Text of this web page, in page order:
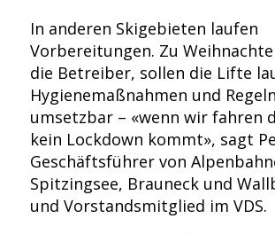
In anderen Skigebieten laufen
Vorbereitungen. Zu
die Betreiber, sollen die Lifte
Hygienemaßnahmen und
umsetzbar – «wenn wir fahren
kein Lockdown kommt», sagt
Geschäftsführer von
Spitzingsee, Brauneck und
und Vorstandsmitglied im VDS.